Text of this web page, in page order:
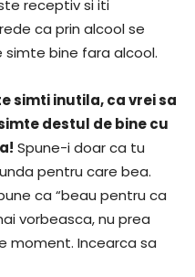
receptiv si iti
ca prin alcool se
simte bine fara alcool.
simti inutila, ca vrei sa
destul de bine cu
Spune-i doar ca tu
pentru care bea.
ca “beau pentru ca
vorbeasca, nu prea
moment. Incearca sa